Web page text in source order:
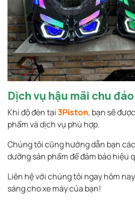
Dịch vụ hậu mãi chu đáo
Khi độ đèn tại3Piston, bạn sẽ
phẩm và dịch vụ phù hợp.
Chúng tôi cũng hướng dẫn bạn
dưỡng sản phẩm để đảm bảo hiệu
Liên hệ với chúng tôi ngay hôm
sáng cho xe máy của bạn!